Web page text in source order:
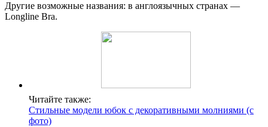
Другие возможные названия: в англоязычных странах —
Longline Bra.
Читайте также:
Стильные модели юбок с декоративными молниями (с
фото)